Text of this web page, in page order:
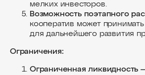
мелких инвесторов.
Возможность поэтапного
кооператив может
для дальнейшего развития
Ограничения:
Ограниченная ликвидность